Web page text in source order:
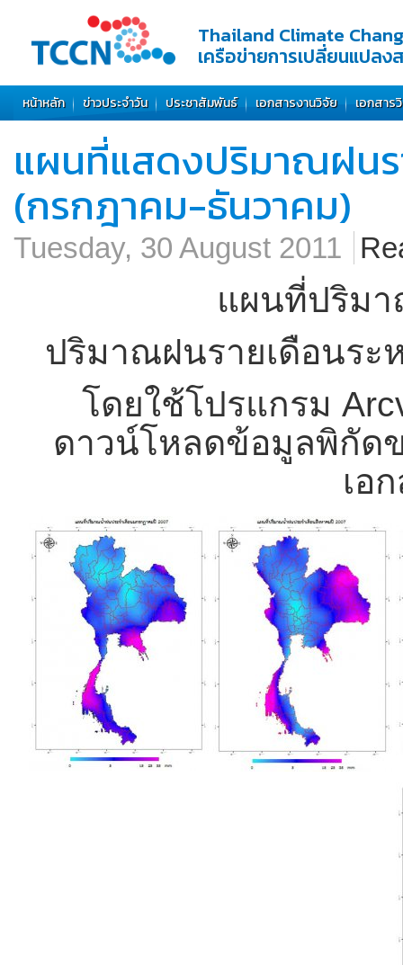
Thailand Climate
เครือข่ายการเปลี่ยนแปลง
หน้าหลัก ข่าวประจำวัน ประชาสัมพันธ์ เอกสารงานวิจัย เอกสาร
แผนที่แสดงปริมาณฝนร
(กรกฎาคม-ธันวาคม)
Tuesday, 30 August 2011
แผนที่ปริมา
ปริมาณฝนรายเดือนระ
โดยใช้โปรแกรม
ดาวน์โหลดข้อมูลพิกัด
เอ